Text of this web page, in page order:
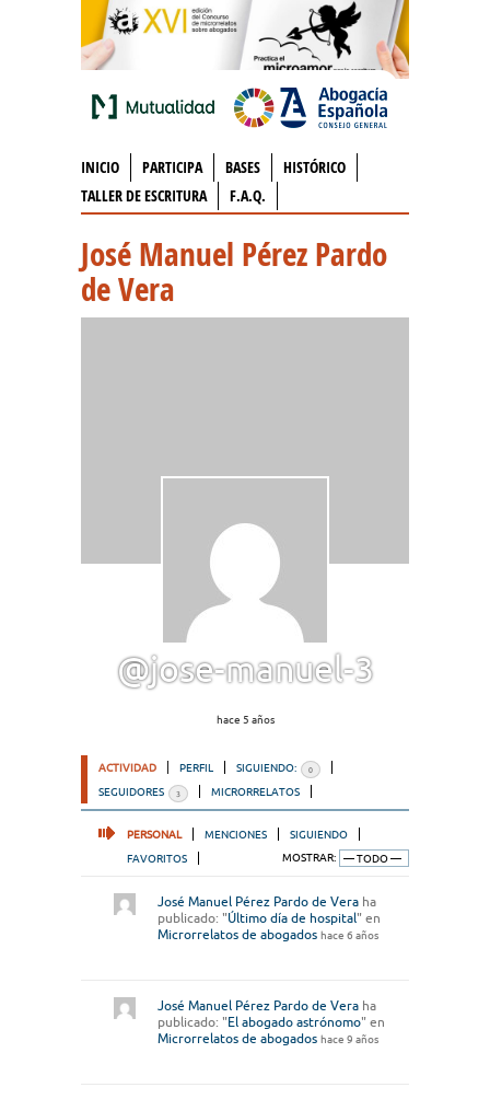
INICIO PARTICIPA BASES
HISTÓRICO
TALLER DE ESCRITURA
F.A.Q.
José Manuel Pérez Pardo
de Vera
@jose-manuel-3
hace 5 años
ACTIVIDAD PERFIL SIGUIENDO: 0
SEGUIDORES 3 MICRORRELATOS
PERSONAL MENCIONES
SIGUIENDO
FAVORITOS
MOSTRAR:
José Manuel Pérez Pardo de Vera ha
publicado: "Último día de hospital" en
Microrrelatos de abogados hace 6 años
José Manuel Pérez Pardo de Vera ha
publicado: "El abogado astrónomo" en
Microrrelatos de abogados hace 9 años